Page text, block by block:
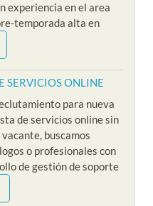
experiencia en el area
temporada alta en
SERVICIOS ONLINE
para nueva
de servicios online sin
buscamos
o profesionales con
de gestión de soporte